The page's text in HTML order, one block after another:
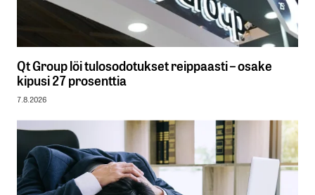
Qt Group löi tulosodotukset reippaasti – osake
kipusi 27 prosenttia
7.8.2026